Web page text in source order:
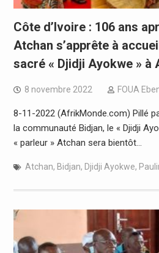
Côte d’Ivoire : 106 ans
Atchan s’apprête à
sacré « Djidji Ayokwe » à
8 novembre 2022 FOUA
8-11-2022 (AfrikMonde.com) Pillé
la communauté Bidjan, le « Djidji
« parleur » Atchan sera bientôt…
Atchan, Bidjan, Djidji Ayokwe,